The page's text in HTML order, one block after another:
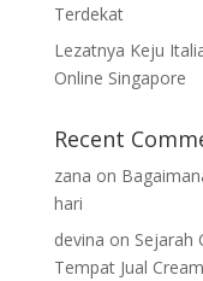
Terdekat
Lezatnya Keju
Online Singapore
Recent
zana on
hari
devina on Sejarah
Tempat Jual